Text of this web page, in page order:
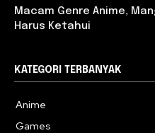
Macam Genre Anime,
Harus Ketahui
KATEGORI TERBANYAK
Anime
Games